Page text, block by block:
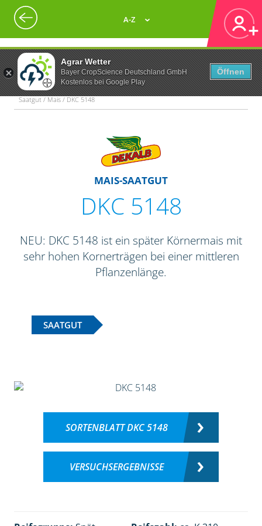
Agrar Wetter
Bayer CropScience Deutschland GmbH
Kostenlos bei Google Play
Öffnen
A-Z
Saatgut / Mais / DKC 5148
MAIS-SAATGUT
DKC 5148
NEU: DKC 5148 ist ein später Körnermais mit
sehr hohen Kornerträgen bei einer mittleren
Pflanzenlänge.
SAATGUT
SORTENBLATT DKC 5148
VERSUCHSERGEBNISSE